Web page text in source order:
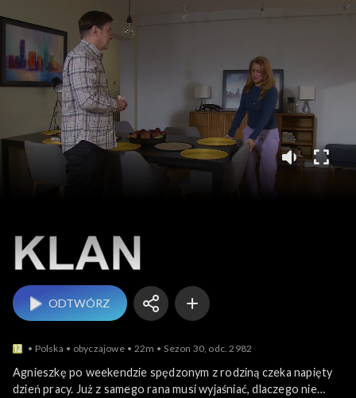
Klan
ODTWÓRZ
Polska obyczajowe 22m Sezon 30, odc. 2982
Agnieszkę po weekendzie spędzonym z rodziną czeka napięty
dzień pracy. Już z samego rana musi wyjaśniać, dlaczego nie